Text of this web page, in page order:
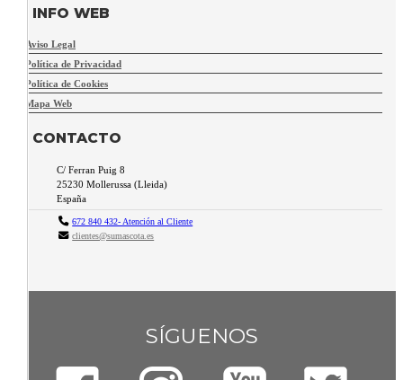
INFO WEB
Aviso Legal
Política de Privacidad
Política de Cookies
Mapa Web
CONTACTO
C/ Ferran Puig 8
25230 Mollerussa (Lleida)
España
672 840 432- Atención al Cliente
clientes@sumascota.es
SÍGUENOS